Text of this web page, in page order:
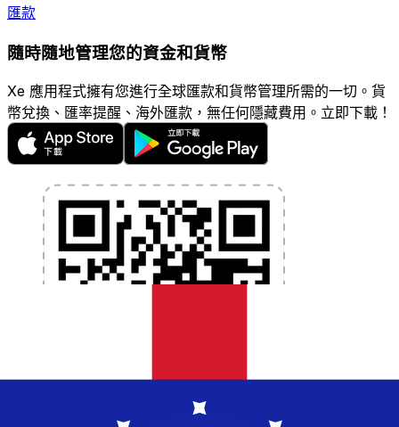
匯款
隨時隨地管理您的資金和貨幣
Xe 應用程式擁有您進行全球匯款和貨幣管理所需的一切。貨
幣兌換、匯率提醒、海外匯款，無任何隱藏費用。立即下載！